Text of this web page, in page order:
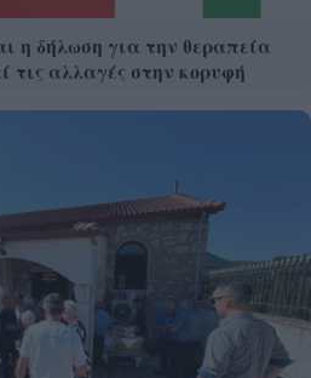
η δήλωση για την θεραπεία
τις αλλαγές στην κορυφή